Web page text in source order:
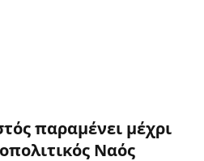
παραμένει μέχρι
Ναός